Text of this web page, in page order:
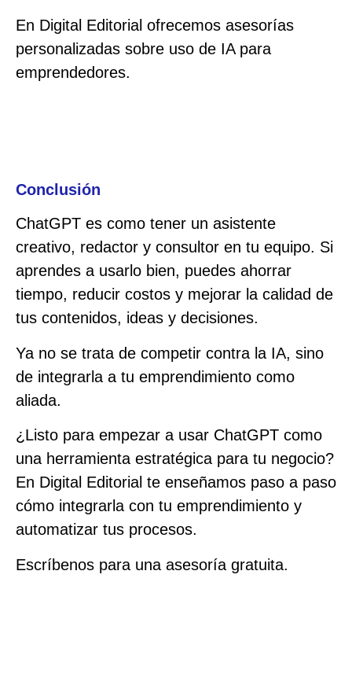
En Digital Editorial ofrecemos asesorías
personalizadas sobre uso de IA para
emprendedores.
Conclusión
ChatGPT es como tener un asistente
creativo, redactor y consultor en tu equipo. Si
aprendes a usarlo bien, puedes ahorrar
tiempo, reducir costos y mejorar la calidad de
tus contenidos, ideas y decisiones.
Ya no se trata de competir contra la IA, sino
de integrarla a tu emprendimiento como
aliada.
¿Listo para empezar a usar ChatGPT como
una herramienta estratégica para tu negocio?
En Digital Editorial te enseñamos paso a paso
cómo integrarla con tu emprendimiento y
automatizar tus procesos.
Escríbenos para una asesoría gratuita.